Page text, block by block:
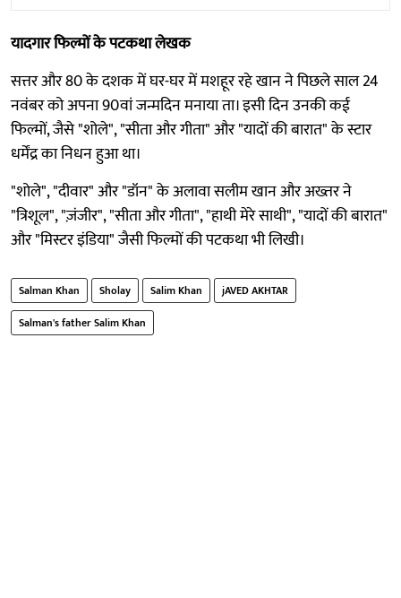
यादगार फिल्मों के पटकथा लेखक
सत्तर और 80 के दशक में घर-घर में मशहूर रहे खान ने पिछले साल 24
नवंबर को अपना 90वां जन्मदिन मनाया ता। इसी दिन उनकी कई
फिल्मों, जैसे "शोले", "सीता और गीता" और "यादों की बारात" के स्टार
धर्मेंद्र का निधन हुआ था।
"शोले", "दीवार" और "डॉन" के अलावा सलीम खान और अख्तर ने
"त्रिशूल", "ज़ंजीर", "सीता और गीता", "हाथी मेरे साथी", "यादों की बारात"
और "मिस्टर इंडिया" जैसी फिल्मों की पटकथा भी लिखी।
Salman Khan Sholay Salim Khan
jAVED AKHTAR
Salman's father Salim Khan